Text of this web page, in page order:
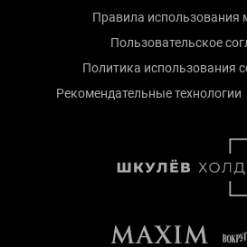
Правила использования
Пользовательское
Политика использования
Рекомендательные технологии